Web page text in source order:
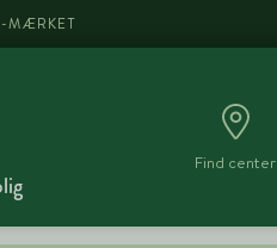
MÆRKET
Find center